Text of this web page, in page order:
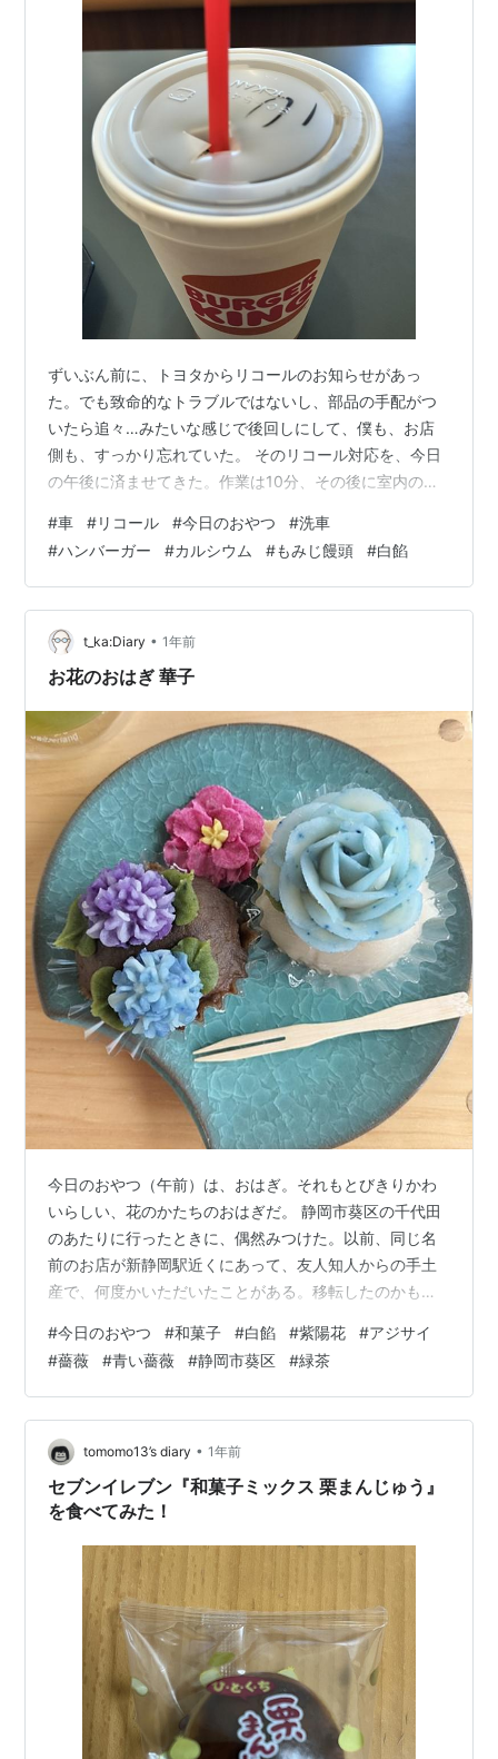
ずいぶん前に、トヨタからリコールのお知らせがあっ
た。でも致命的なトラブルではないし、部品の手配がつ
いたら追々…みたいな感じで後回しにして、僕も、お店
側も、すっかり忘れていた。 そのリコール対応を、今日
の午後に済ませてきた。作業は10分、その後に室内の清
ニング」といった感じだった。 待っている間には、コー
ヒーとお菓子（もみじ饅頭）をいただいて、粗品にティ
ッシュとチャック付きポリ袋を貰った。説明を聞くだけ
では自分の環境では全く無関係のリコールではある。そ
れでもこれだけの歓待(?)をしてくれるのだから、カーデ
ィーラーというのも大変である。 ミシンは…
#車 #リコール #今日のおやつ #洗車
#ハンバーガー #カルシウム #もみじ饅頭 #白餡
t_ka:Diary • 1年前
お花のおはぎ 華子
今日のおやつ（午前）は、おはぎ。それもとびきりかわ
いらしい、花のかたちのおはぎだ。 静岡市葵区の千代田
のあたりに行ったときに、偶然みつけた。以前、同じ名
前のお店が新静岡駅近くにあって、友人知人からの手土
産で、何度かいただいたことがある。移転したのかもし
ぎは何度か食べたことがある。ただ、自分で買うのは初
めてで、今日のように店 内で食べたのも人生初だった。
梅雨の始まりで外は強い雨。でも店内はあたたかく、狭
いながらも良い雰囲気。和菓子にしては華やかな、たく
さんの種類のおはぎから、今日は青い薔薇のものと、紫
陽花のものを選んだ。 薔薇のほうはドライフ…
#今日のおやつ #和菓子 #白餡 #紫陽花 #アジサイ
#薔薇 #青い薔薇 #静岡市葵区 #緑茶
tomomo13’s diary • 1年前
セブンイレブン『和菓子ミックス 栗まんじゅう』
を食べてみた！